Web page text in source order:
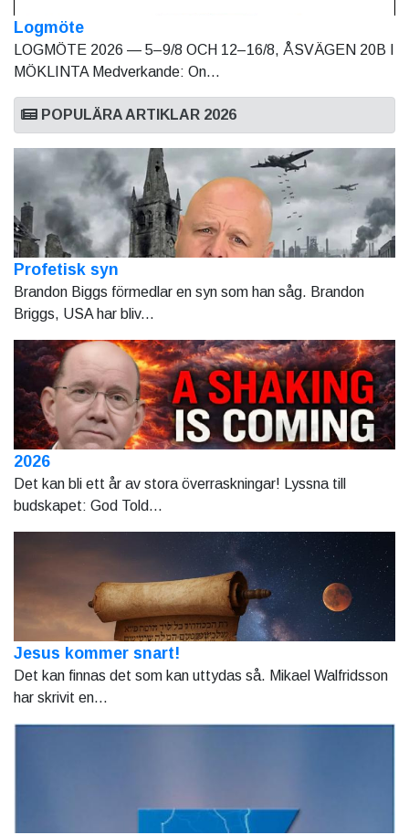
Logmöte
LOGMÖTE 2026 — 5–9/8 OCH 12–16/8, ÅSVÄGEN 20B I
MÖKLINTA Medverkande: On...
POPULÄRA ARTIKLAR 2026
Profetisk syn
Brandon Biggs förmedlar en syn som han såg. Brandon
Briggs, USA har bliv...
2026
Det kan bli ett år av stora överraskningar! Lyssna till
budskapet: God Told...
Jesus kommer snart!
Det kan finnas det som kan uttydas så. Mikael Walfridsson
har skrivit en...